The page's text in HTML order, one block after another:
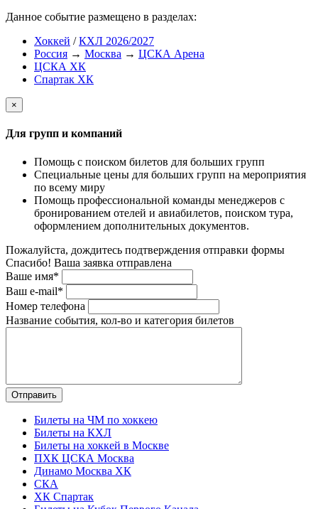
Данное событие размещено в разделах:
Хоккей /КХЛ 2026/2027
Россия → Москва → ЦСКА Арена
ЦСКА ХК
Спартак ХК
×
Для групп и компаний
Помощь с поиском билетов для больших групп
Специальные цены для больших групп на мероприятия
по всему миру
Помощь профессиональной команды менеджеров с
бронированием отелей и авиабилетов, поиском тура,
оформлением дополнительных документов.
Пожалуйста, дождитесь подтверждения отправки формы
Спасибо! Ваша заявка отправлена
Ваше имя*
Ваш e-mail*
Номер телефона
Название события, кол-во и категория билетов
Билеты на ЧМ по хоккею
Билеты на КХЛ
Билеты на хоккей в Москве
ПХК ЦСКА Москва
Динамо Москва ХК
СКА
ХК Спартак